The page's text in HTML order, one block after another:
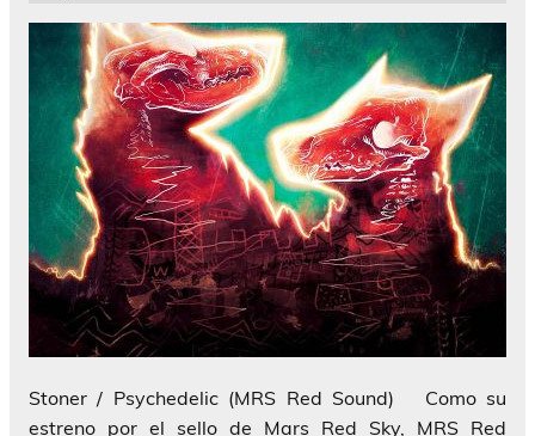
Stoner / Psychedelic (MRS Red Sound) Como su
estreno por el sello de Mars Red Sky, MRS Red